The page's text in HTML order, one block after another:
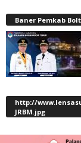
Baner Pemkab
http://
JRBM.jpg